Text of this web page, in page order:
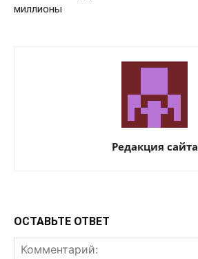
миллионы
Редакция сайта
ОСТАВЬТЕ ОТВЕТ